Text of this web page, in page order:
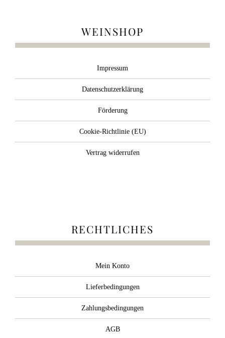
WEINSHOP
Impressum
Datenschutzerklärung
Förderung
Cookie-Richtlinie (EU)
Vertrag widerrufen
RECHTLICHES
Mein Konto
Lieferbedingungen
Zahlungsbedingungen
AGB